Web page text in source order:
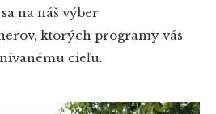
na náš výber
ktorých programy vás
cieľu.